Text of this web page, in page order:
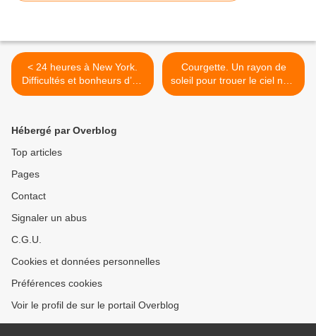
< 24 heures à New York.
Difficultés et bonheurs d’un
accomplissement trans.
Courgette. Un rayon de
soleil pour trouer le ciel noir.
>
Hébergé par Overblog
Top articles
Pages
Contact
Signaler un abus
C.G.U.
Cookies et données personnelles
Préférences cookies
Voir le profil de sur le portail Overblog